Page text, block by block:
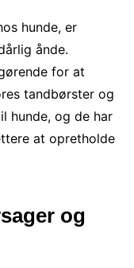
hunde, er
ånde.
for at
tandbørster og
hunde, og de har
at opretholde
og